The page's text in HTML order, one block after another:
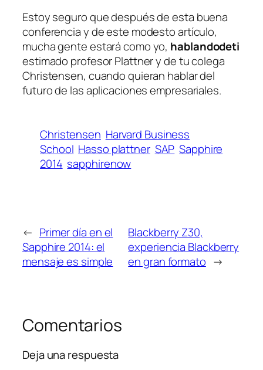
Estoy seguro que después de esta buena
conferencia y de este modesto artículo,
mucha gente estará como yo, hablandodeti
estimado profesor Plattner y de tu colega
Christensen, cuando quieran hablar del
futuro de las aplicaciones empresariales.
Christensen Harvard Business
School Hasso plattner SAP Sapphire
2014 sapphirenow
← Primer día en el
Sapphire 2014: el
mensaje es simple
Blackberry Z30,
experiencia Blackberry
en gran formato →
Comentarios
Deja una respuesta